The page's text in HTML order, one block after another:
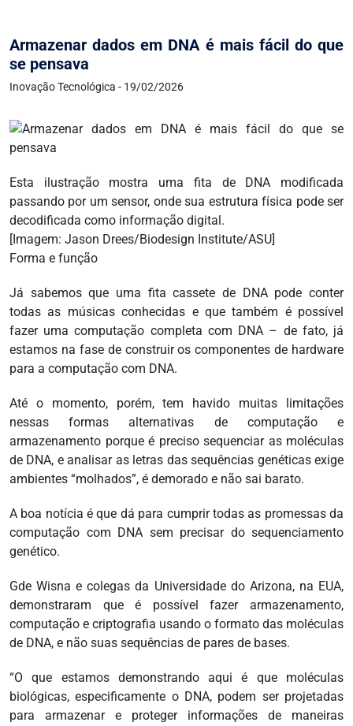
Armazenar dados em DNA é mais fácil do que
se pensava
Inovação Tecnológica - 19/02/2026
Esta ilustração mostra uma fita de DNA modificada
passando por um sensor, onde sua estrutura física pode ser
decodificada como informação digital.
[Imagem: Jason Drees/Biodesign Institute/ASU]
Forma e função
Já sabemos que uma fita cassete de DNA pode conter
todas as músicas conhecidas e que também é possível
fazer uma computação completa com DNA – de fato, já
estamos na fase de construir os componentes de hardware
para a computação com DNA.
Até o momento, porém, tem havido muitas limitações
nessas formas alternativas de computação e
armazenamento porque é preciso sequenciar as moléculas
de DNA, e analisar as letras das sequências genéticas exige
ambientes “molhados”, é demorado e não sai barato.
A boa notícia é que dá para cumprir todas as promessas da
computação com DNA sem precisar do sequenciamento
genético.
Gde Wisna e colegas da Universidade do Arizona, na EUA,
demonstraram que é possível fazer armazenamento,
computação e criptografia usando o formato das moléculas
de DNA, e não suas sequências de pares de bases.
“O que estamos demonstrando aqui é que moléculas
biológicas, especificamente o DNA, podem ser projetadas
para armazenar e proteger informações de maneiras